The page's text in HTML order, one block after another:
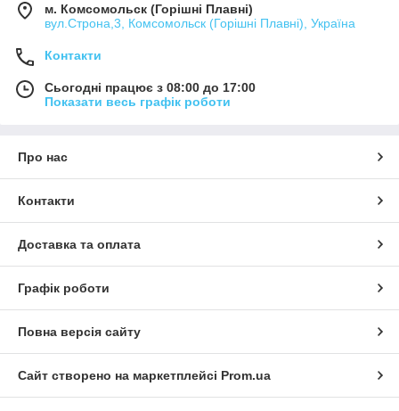
м. Комсомольск (Горішні Плавні)
вул.Строна,3, Комсомольск (Горішні Плавні), Україна
Контакти
Сьогодні працює з 08:00 до 17:00
Показати весь графік роботи
Про нас
Контакти
Доставка та оплата
Графік роботи
Повна версія сайту
Сайт створено на маркетплейсі Prom.ua